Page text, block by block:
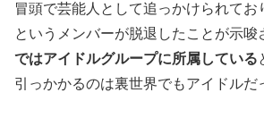
冒頭で芸能人として追っかけられてお
というメンバーが脱退したことが示唆
ではアイドルグループに所属している
引っかかるのは裏世界でもアイドルだ